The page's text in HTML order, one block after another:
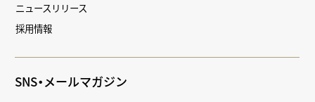
ニュースリリース
採用情報
SNS・メールマガジン